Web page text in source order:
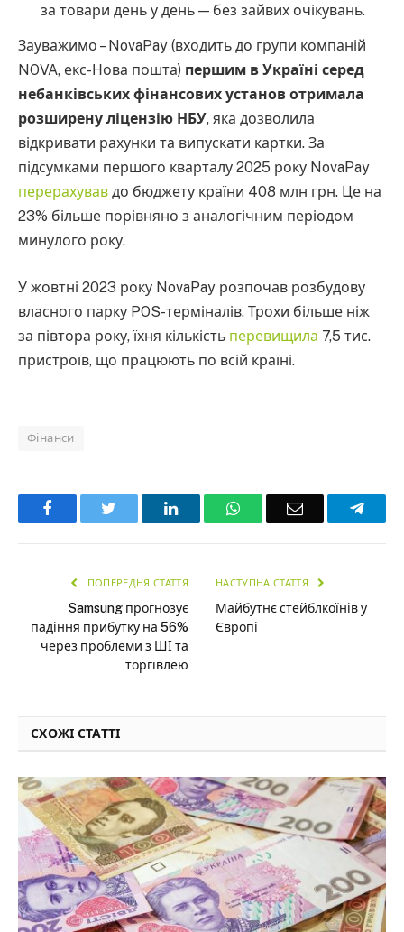
за товари день у день — без зайвих очікувань.
Зауважимо – NovaPay (входить до групи компаній
NOVA, екс-Нова пошта) першим в Україні серед
небанківських фінансових установ отримала
розширену ліцензію НБУ, яка дозволила
відкривати рахунки та випускати картки. За
підсумками першого кварталу 2025 року NovaPay
перерахував до бюджету країни 408 млн грн. Це на
23% більше порівняно з аналогічним періодом
минулого року.
У жовтні 2023 року NovaPay розпочав розбудову
власного парку POS-терміналів. Трохи більше ніж
за півтора року, їхня кількість перевищила 7,5 тис.
пристроїв, що працюють по всій країні.
Фінанси
Facebook LinkedInWhatsAppEmail
ПОПЕРЕДНЯ СТАТТЯ
Samsung прогнозує
падіння прибутку на 56%
через проблеми з ШІ та
торгівлею
НАСТУПНА СТАТТЯ
Майбутнє стейблкоїнів у
Європі
СХОЖІ СТАТТІ